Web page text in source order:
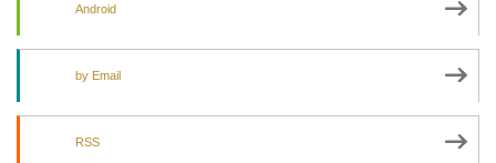
Android
by Email
RSS